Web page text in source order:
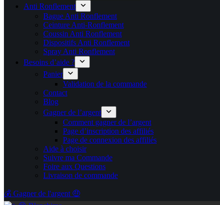
Anti Ronflement
Bague Anti Ronflement
Ceinture Anti-Ronflement
Coussin Anti Ronflement
Dispositifs Anti Ronflement
Spray Anti Ronflement
Besoins d’aide ?
Panier
Validation de la commande
Contact
Blog
Gagner de l’argent
Comment gagner de l’argent
Page d’inscription des affiliés
Page de connexion des affiliés
Aide à choisir
Suivre ma Commande
Foire aux Questions
Livraison de commande
💰 Gagner de l'argent 🤑